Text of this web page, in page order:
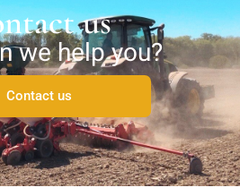
us
we help you?
Contact us